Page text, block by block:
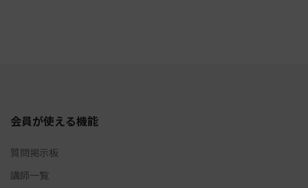
会員が使える機能
質問掲示板
講師一覧